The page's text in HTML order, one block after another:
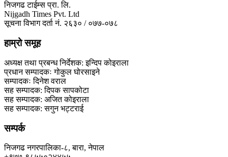
निजगढ टाईम्स प्रा. लि.
Nijgadh Times Pvt. Ltd
सूचना विभाग दर्ता नं. २६३० / ०७७-०७८
हाम्रो समूह
अध्यक्ष तथा प्रबन्ध निर्देशक: इन्दिप कोइराला
प्रधान सम्पादकः गोकुल घोरसाइने
सम्पादकः दिनेश वराल
सह सम्पादक: दिपक सापकोटा
सह सम्पादक: अजित कोइराला
सह सम्पादक: सगुन भट्टराई
सम्पर्क
निजगढ नगरपालिका-८, बारा, नेपाल